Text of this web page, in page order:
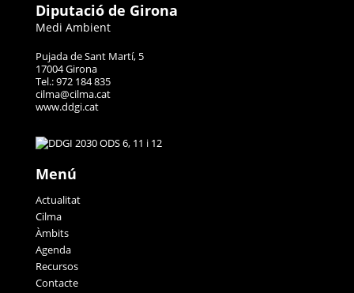
Diputació de Girona
Medi Ambient
Pujada de Sant Martí, 5
17004 Girona
Tel.: 972 184 835
cilma@cilma.cat
www.ddgi.cat
Menú
Actualitat
Cilma
Àmbits
Agenda
Recursos
Contacte